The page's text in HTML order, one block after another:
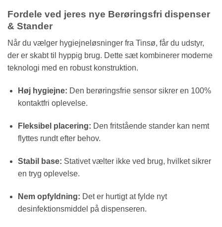
Fordele ved jeres nye Berøringsfri dispenser
& Stander
Når du vælger hygiejneløsninger fra Tinsø, får du udstyr,
der er skabt til hyppig brug. Dette sæt kombinerer moderne
teknologi med en robust konstruktion.
Høj hygiejne: Den berøringsfrie sensor sikrer en 100%
kontaktfri oplevelse.
Fleksibel placering: Den fritstående stander kan nemt
flyttes rundt efter behov.
Stabil base: Stativet vælter ikke ved brug, hvilket sikrer
en tryg oplevelse.
Nem opfyldning: Det er hurtigt at fylde nyt
desinfektionsmiddel på dispenseren.